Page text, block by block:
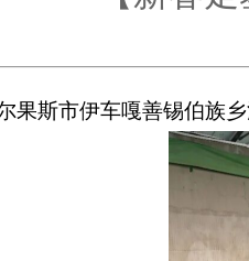
果斯市伊车嘎善锡伯族